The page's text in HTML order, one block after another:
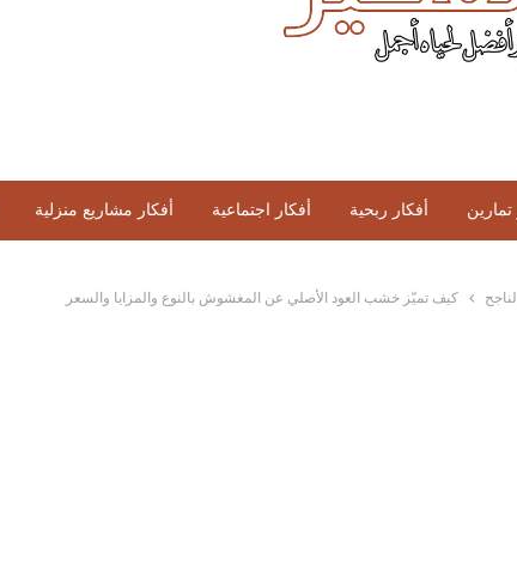
تمارين أفكار ربحية أفكار اجتماعية أفكار مشاريع منزلية
كيف تميّز خشب العود الأصلي عن المغشوش بالنوع والمزايا والسعر